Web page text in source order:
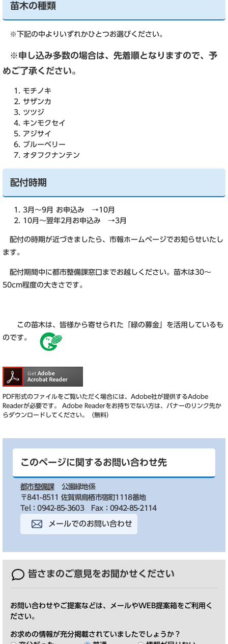
苗木の種類
※下記の中よりいずれかひとつお選びください。
※申し込み多数の場合は、先着順となりますので、予
めご了承ください。
モチノキ
サザンカ
ツツジ
キンモクセイ
アジサイ
ブルーベリー
オタフクナンテン
配付時期
3月～9月 お申込み →10月
10月～翌年2月お申込み →3月
配付の時期が近づきましたら、市報ホームページでお知らせいたし
ます。
配付期間中に都市整備課窓口までお越しください。苗木は30～
50cm程度の大きさです。
この苗木は、皆様から寄せられた「緑の募金」を活用しているも
のです。
PDF形式のファイルをご覧いただく場合には、Adobe社が提供するAdobe
Readerが必要です。
Adobe Readerをお持ちでない方は、バナーのリンク先か
らダウンロードしてください。（無料）
このページに関するお問い合わせ先
都市整備課
公園緑地係
〒841-8511 佐賀県鳥栖市宿町1118番地
Tel：0942-85-3603
Fax：0942-85-2114
メールでのお問い合わせ
皆さまのご意見をお聞かせください
お問い合わせやご提案などは、メールやWEB提案箱をご利用く
ださい。
お求めの情報が充分掲載されていましたでしょうか？